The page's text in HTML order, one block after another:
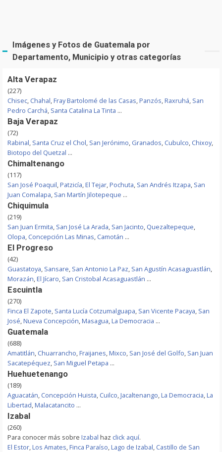
Imágenes y Fotos de Guatemala por
Departamento, Municipio y otras categorías
Alta Verapaz
(227)
Chisec, Chahal,Fray Bartolomé de las Casas,Panzós,Raxruhá, San
Pedro Carchá, Santa Catalina La Tinta ...
Baja Verapaz
(72)
Rabinal, Santa Cruz el Chol, San Jerónimo, Granados, Cubulco, Chixoy,
Biotopo del Quetzal ...
Chimaltenango
(117)
San José Poaquil,Patzicía,El Tejar,Pochuta, San Andrés Itzapa, San
Juan Comalapa, San Martín Jilotepeque ...
Chiquimula
(219)
San Juan Ermita, San José La Arada, San Jacinto, Quezaltepeque,
Olopa, Concepción Las Minas, Camotán ...
El Progreso
(42)
Guastatoya, Sansare, San Antonio La Paz, San Agustín Acasaguastlán,
Morazán,El Jícaro, San Cristobal Acasaguastlán ...
Escuintla
(270)
Finca El Zapote, Santa Lucía Cotzumalguapa, San Vicente Pacaya, San
José,Nueva Concepción,Masagua,La Democracia ...
Guatemala
(688)
Amatitlán, Chuarrancho,Fraijanes,Mixco, San José del Golfo, San Juan
Sacatepéquez, San Miguel Petapa ...
Huehuetenango
(189)
Aguacatán, Concepción Huista, Cuilco,Jacaltenango,La Democracia,La
Libertad,Malacatancito ...
Izabal
(260)
Para conocer más sobre Izabal haz click aquí.
El Estor,Los Amates,Finca Paraíso,Lago de Izabal, Castillo de San